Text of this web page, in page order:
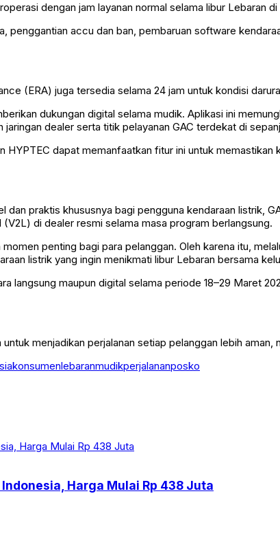
dengan jam layanan normal selama libur Lebaran
penggantian accu dan ban, pembaruan software
(ERA) juga tersedia selama 24 jam untuk kondisi
dukungan digital selama mudik. Aplikasi ini
dealer serta titik pelayanan GAC terdekat di
HYPTEC dapat memanfaatkan fitur ini untuk
dan praktis khususnya bagi pengguna kendaraan listrik,
di dealer resmi selama masa program berlangsung.
penting bagi para pelanggan. Oleh karena itu,
listrik yang ingin menikmati libur Lebaran bersama
langsung maupun digital selama periode 18–29 Maret
menjadikan perjalanan setiap pelanggan lebih
konsumenlebaranmudikperjalananposko
Harga Mulai Rp 438 Juta